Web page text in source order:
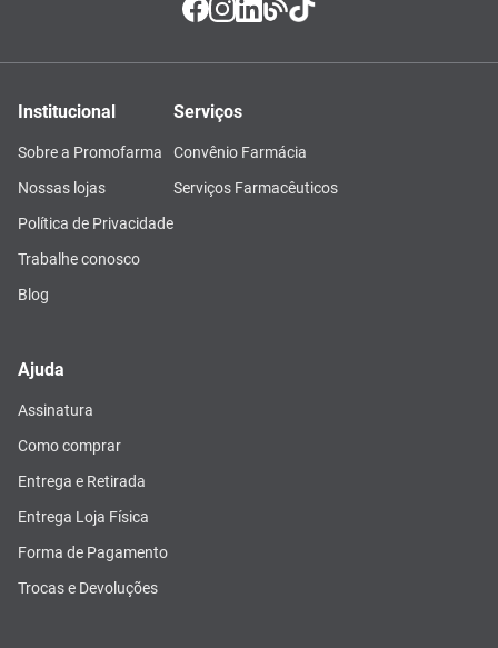
Institucional
Sobre a Promofarma
Nossas lojas
Política de Privacidade
Trabalhe conosco
Blog
Serviços
Convênio Farmácia
Serviços Farmacêuticos
Ajuda
Assinatura
Como comprar
Entrega e Retirada
Entrega Loja Física
Forma de Pagamento
Trocas e Devoluções